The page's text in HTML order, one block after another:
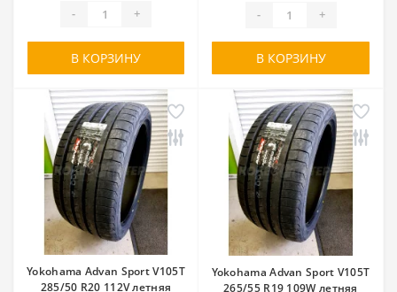
- +
В КОРЗИНУ
- +
В КОРЗИНУ
Yokohama Advan Sport V105T
285/50 R20 112V летняя
Yokohama Advan Sport V105T
265/55 R19 109W летняя